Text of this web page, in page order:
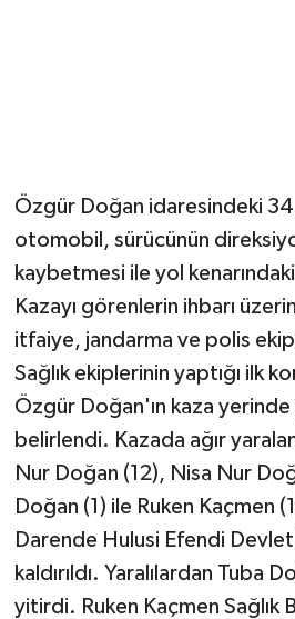
Özgür Doğan idaresindeki 34
otomobil, sürücünün
kaybetmesi ile yol
Kazayı görenlerin ihbarı
itfaiye, jandarma ve polis
Sağlık ekiplerinin yaptığı ilk
Özgür Doğan'ın kaza yerinde
belirlendi. Kazada ağır
Nur Doğan (12), Nisa Nur
Doğan (1) ile Ruken Kaçmen
Darende Hulusi Efendi
kaldırıldı. Yaralılardan Tuba
yitirdi. Ruken Kaçmen Sağlık